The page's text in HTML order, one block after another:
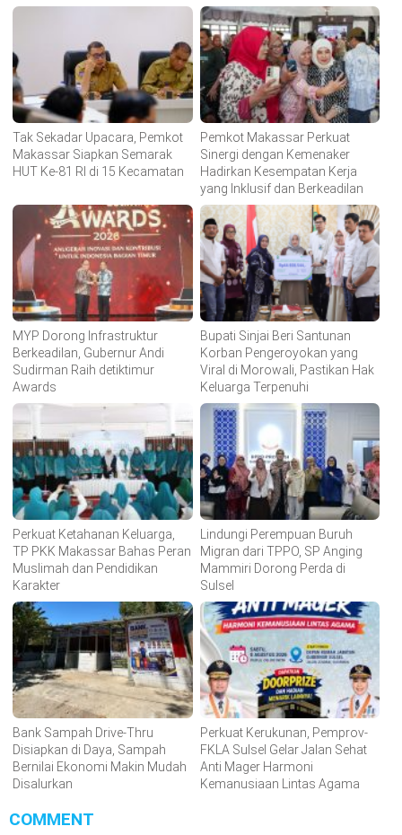
Tak Sekadar Upacara, Pemkot
Makassar Siapkan Semarak
HUT Ke-81 RI di 15 Kecamatan
Pemkot Makassar Perkuat
Sinergi dengan Kemenaker
Hadirkan Kesempatan Kerja
yang Inklusif dan Berkeadilan
MYP Dorong Infrastruktur
Berkeadilan, Gubernur Andi
Sudirman Raih detiktimur
Awards
Bupati Sinjai Beri Santunan
Korban Pengeroyokan yang
Viral di Morowali, Pastikan Hak
Keluarga Terpenuhi
Perkuat Ketahanan Keluarga,
TP PKK Makassar Bahas Peran
Muslimah dan Pendidikan
Karakter
Lindungi Perempuan Buruh
Migran dari TPPO, SP Anging
Mammiri Dorong Perda di
Sulsel
Bank Sampah Drive-Thru
Disiapkan di Daya, Sampah
Bernilai Ekonomi Makin Mudah
Disalurkan
Perkuat Kerukunan, Pemprov-
FKLA Sulsel Gelar Jalan Sehat
Anti Mager Harmoni
Kemanusiaan Lintas Agama
COMMENT